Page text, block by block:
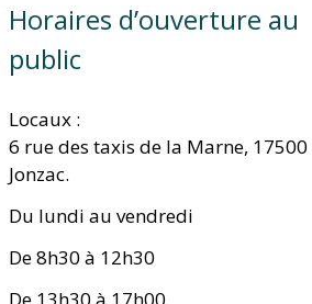
Horaires d’ouverture au
public
Locaux :
6 rue des taxis de la Marne, 17500
Jonzac.
Du lundi au vendredi
De 8h30 à 12h30
De 13h30 à 17h00